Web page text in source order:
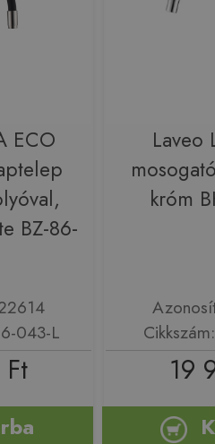
ECO
BZ-86-
043-L
Laveo
króm
19